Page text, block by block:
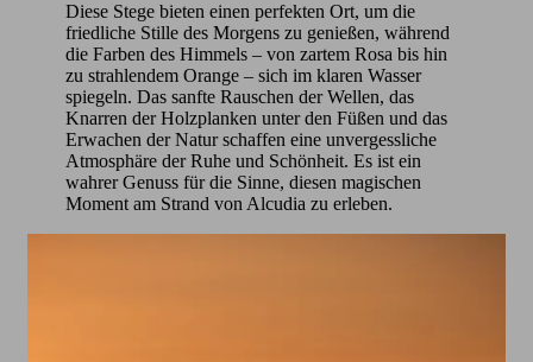
Diese Stege bieten einen perfekten Ort, um die
friedliche Stille des Morgens zu genießen, während
die Farben des Himmels – von zartem Rosa bis hin
zu strahlendem Orange – sich im klaren Wasser
spiegeln. Das sanfte Rauschen der Wellen, das
Knarren der Holzplanken unter den Füßen und das
Erwachen der Natur schaffen eine unvergessliche
Atmosphäre der Ruhe und Schönheit. Es ist ein
wahrer Genuss für die Sinne, diesen magischen
Moment am Strand von Alcudia zu erleben.